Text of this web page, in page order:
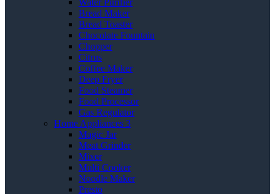
Water Purifier
Bread Maker
Bread Toaster
Chocolate Fountain
Chopper
Citrus
Coffee Maker
Deep Fryer
Food Steamer
Food Processor
Gas Regulator
Home Appliances 3
Magic Jar
Meat Grinder
Mixer
Multi Cooker
Noodle Maker
Presto